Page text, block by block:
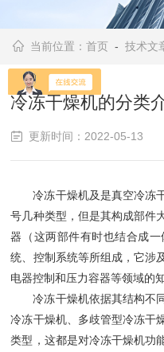
当前位置：首页 -技术文
冷冻干燥机的分类
更新时间：2022-05-13
冷冻干燥机及是真空冷冻
号几种类型，但是其构成部件
器（这两部件有时也结合成一
统、控制系统等所组成，它涉
电器控制和压力容器等领域的知
冷冻干燥机依据其结构不
冷冻干燥机、多歧管型冷冻干
类型，这都是对冷冻干燥机功